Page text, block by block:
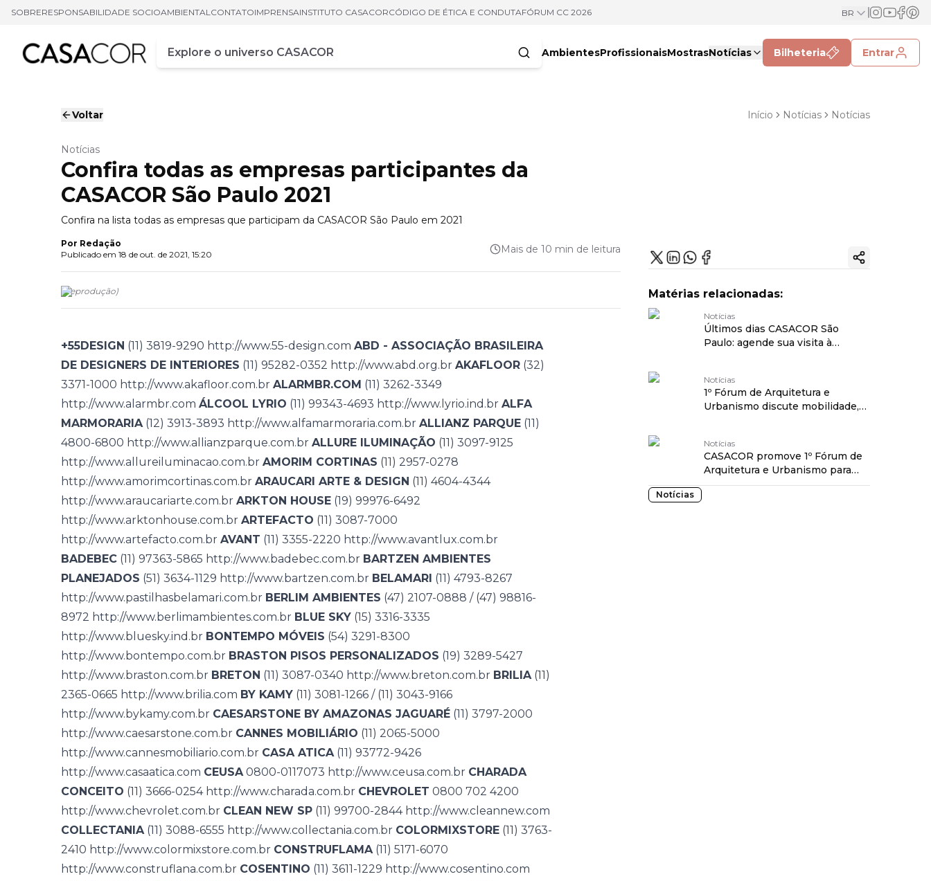
SOBRERESPONSABILIDADE SOCIOAMBIENTALCONTATOIMPRENSAINSTITUTO CASACORCÓDIGO DE ÉTICA E CONDUTAFÓRUM CC 2026 BR
Campo de busca
Digite pelo menos três caracteres
AmbientesProfissionaisMostrasNotícias Bilheteria Entrar
Voltar Início Notícias Notícias
Notícias
Confira todas as empresas participantes da
CASACOR São Paulo 2021
Confira na lista todas as empresas que participam da CASACOR São Paulo em 2021
Por Redação
Publicado em 18 de out. de 2021, 15:20 Mais de 10 min de leitura
(Reprodução)
+55DESIGN (11) 3819-9290 http://www.55-design.com ABD - ASSOCIAÇÃO BRASILEIRA
DE DESIGNERS DE INTERIORES (11) 95282-0352 http://www.abd.org.br AKAFLOOR (32)
3371-1000 http://www.akafloor.com.br ALARMBR.COM (11) 3262-3349
http://www.alarmbr.com ÁLCOOL LYRIO (11) 99343-4693 http://www.lyrio.ind.br ALFA
MARMORARIA(12) 3913-3893 http://www.alfamarmoraria.com.br ALLIANZ PARQUE (11)
4800-6800 http://www.allianzparque.com.br ALLURE ILUMINAÇÃO (11) 3097-9125
http://www.allureiluminacao.com.br AMORIM CORTINAS (11) 2957-0278
http://www.amorimcortinas.com.br ARAUCARI ARTE & DESIGN (11) 4604-4344
http://www.araucariarte.com.br ARKTON HOUSE (19) 99976-6492
http://www.arktonhouse.com.br ARTEFACTO (11) 3087-7000
http://www.artefacto.com.br AVANT (11) 3355-2220 http://www.avantlux.com.br
BADEBEC (11) 97363-5865 http://www.badebec.com.br BARTZEN AMBIENTES
PLANEJADOS (51) 3634-1129 http://www.bartzen.com.br BELAMARI (11) 4793-8267
http://www.pastilhasbelamari.com.br BERLIM AMBIENTES (47) 2107-0888 / (47) 98816-
8972 http://www.berlimambientes.com.br BLUE SKY (15) 3316-3335
http://www.bluesky.ind.br BONTEMPO MÓVEIS (54) 3291-8300
http://www.bontempo.com.br BRASTON PISOS PERSONALIZADOS (19) 3289-5427
http://www.braston.com.br BRETON (11) 3087-0340 http://www.breton.com.br BRILIA(11)
2365-0665 http://www.brilia.com BY KAMY (11) 3081-1266 / (11) 3043-9166
http://www.bykamy.com.br CAESARSTONE BY AMAZONAS JAGUARÉ (11) 3797-2000
http://www.caesarstone.com.br CANNES MOBILIÁRIO (11) 2065-5000
http://www.cannesmobiliario.com.br CASA ATICA(11) 93772-9426
http://www.casaatica.com CEUSA0800-0117073 http://www.ceusa.com.br CHARADA
CONCEITO (11) 3666-0254 http://www.charada.com.br CHEVROLET 0800 702 4200
http://www.chevrolet.com.br CLEAN NEW SP (11) 99700-2844 http://www.cleannew.com
COLLECTANIA(11) 3088-6555 http://www.collectania.com.br COLORMIXSTORE (11) 3763-
2410 http://www.colormixstore.com.br CONSTRUFLAMA(11) 5171-6070
http://www.construflana.com.br COSENTINO (11) 3611-1229 http://www.cosentino.com
Copiar link
Matérias relacionadas:
Notícias
Últimos dias CASACOR São
Paulo: agende sua visita à
Notícias
1º Fórum de Arquitetura e
Urbanismo discute mobilidade,
CASACOR São Paulo
Notícias
CASACOR promove 1º Fórum de
Arquitetura e Urbanismo para
discutir o futuro de São Paulo
Notícias